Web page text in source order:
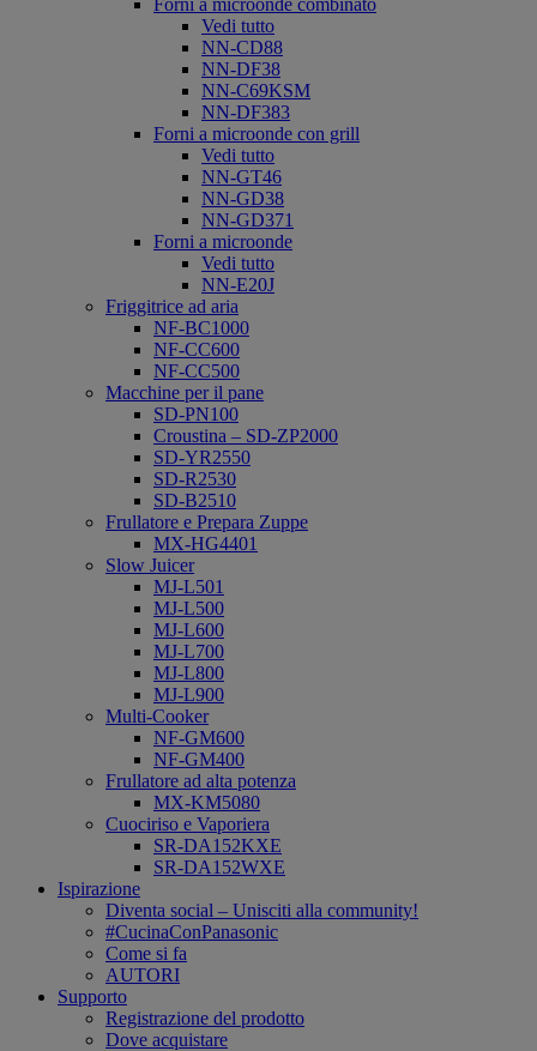
Forni a microonde combinato
Vedi tutto
NN-CD88
NN-DF38
NN-C69KSM
NN-DF383
Forni a microonde con grill
Vedi tutto
NN-GT46
NN-GD38
NN-GD371
Forni a microonde
Vedi tutto
NN-E20J
Friggitrice ad aria
NF-BC1000
NF-CC600
NF-CC500
Macchine per il pane
SD-PN100
Croustina – SD-ZP2000
SD-YR2550
SD-R2530
SD-B2510
Frullatore e Prepara Zuppe
MX-HG4401
Slow Juicer
MJ-L501
MJ-L500
MJ-L600
MJ-L700
MJ-L800
MJ-L900
Multi-Cooker
NF-GM600
NF-GM400
Frullatore ad alta potenza
MX-KM5080
Cuociriso e Vaporiera
SR-DA152KXE
SR-DA152WXE
Ispirazione
Diventa social – Unisciti alla community!
#CucinaConPanasonic
Come si fa
AUTORI
Supporto
Registrazione del prodotto
Dove acquistare